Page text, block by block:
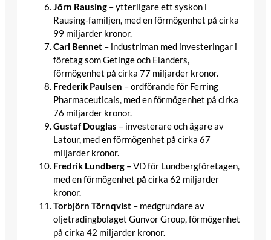
Jörn Rausing – ytterligare ett syskon i
Rausing-familjen, med en förmögenhet på cirka
99 miljarder kronor.​
Carl Bennet – industriman med investeringar i
företag som Getinge och Elanders,
förmögenhet på cirka 77 miljarder kronor.​
Frederik Paulsen – ordförande för Ferring
Pharmaceuticals, med en förmögenhet på cirka
76 miljarder kronor.​
Gustaf Douglas – investerare och ägare av
Latour, med en förmögenhet på cirka 67
miljarder kronor.​
Fredrik Lundberg – VD för Lundbergföretagen,
med en förmögenhet på cirka 62 miljarder
kronor.
Torbjörn Törnqvist – medgrundare av
oljetradingbolaget Gunvor Group, förmögenhet
på cirka 42 miljarder kronor.